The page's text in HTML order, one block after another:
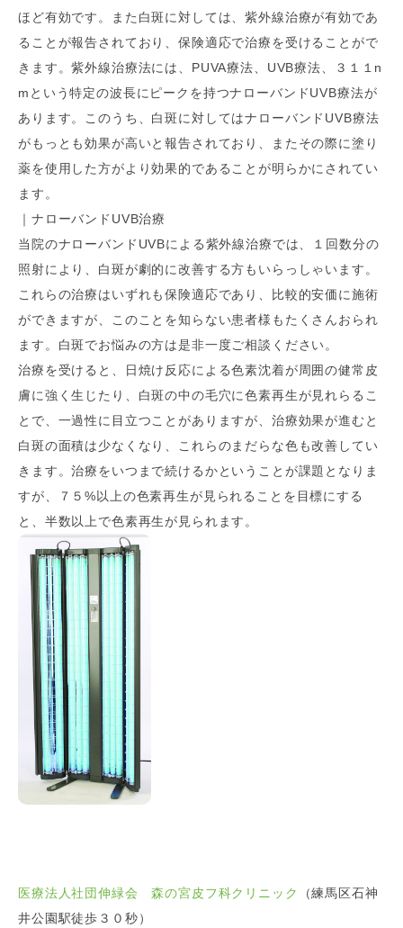
ほど有効です。また白斑に対しては、紫外線治療が有効であ
ることが報告されており、保険適応で治療を受けることがで
きます。紫外線治療法には、PUVA療法、UVB療法、３１１n
mという特定の波長にピークを持つナローバンドUVB療法が
あります。このうち、白斑に対してはナローバンドUVB療法
がもっとも効果が高いと報告されており、またその際に塗り
薬を使用した方がより効果的であることが明らかにされてい
ます。
｜ナローバンドUVB治療
当院のナローバンドUVBによる紫外線治療では、１回数分の
照射により、白斑が劇的に改善する方もいらっしゃいます。
これらの治療はいずれも保険適応であり、比較的安価に施術
ができますが、このことを知らない患者様もたくさんおられ
ます。白斑でお悩みの方は是非一度ご相談ください。
治療を受けると、日焼け反応による色素沈着が周囲の健常皮
膚に強く生じたり、白斑の中の毛穴に色素再生が見れらるこ
とで、一過性に目立つことがありますが、治療効果が進むと
白斑の面積は少なくなり、これらのまだらな色も改善してい
きます。治療をいつまで続けるかということが課題となりま
すが、７５%以上の色素再生が見られることを目標にする
と、半数以上で色素再生が見られます。
医療法人社団伸緑会 森の宮皮フ科クリニック
（練馬区石神
井公園駅徒歩３０秒）